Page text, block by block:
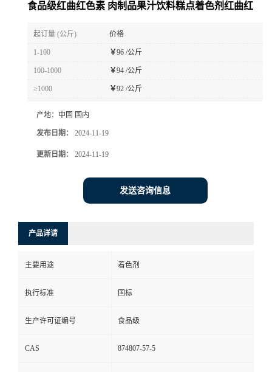
食品级红曲红色素 肉制品果汁饮料糕点着色剂红曲红
起订量 (公斤) 价格
1-100 ￥96 /公斤
100-1000 ￥94 /公斤
≥1000 ￥92 /公斤
产地： 中国 国内
发布日期： 2024-11-19
更新日期： 2024-11-19
发送咨询信息
产品详请
主要用途 着色剂
执行标准 国标
生产许可证编号 食品级
CAS 874807-57-5